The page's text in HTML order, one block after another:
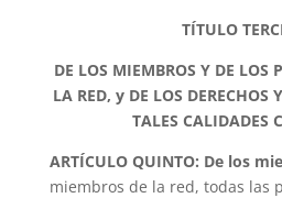
TÍTULO
DE LOS MIEMBROS Y DE LOS
LA RED, y DE LOS DERECHOS
TALES CALIDADES
ARTÍCULO QUINTO: De los
miembros de la red, todas las